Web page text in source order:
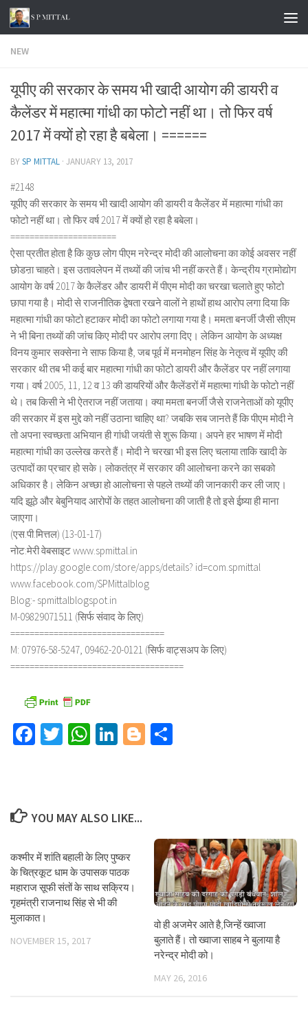
Skip to content
NEW
यूपीए की सरकार के समय भी खादी आयोग की डायरी व
कैलेंडर में महात्मा गांधी का फोटो नहीं था। तो फिर वर्ष
2017 में क्यों हो रहा है बबेला। ======
BYSP MITTAL · JANUARY 13, 2017
#2148
यूपीए की सरकार के समय भी खादी आयोग की डायरी व कैलेंडर में महात्मा गांधी का
फोटो नहीं था। तो फिर वर्ष 2017 में क्यों हो रहा है बबेला।
======================
ऐसा प्रतीत होता है कि कुछ लोग पीएम नरेन्द्र मोदी की आलोचना का कोई अवसर नहीं
छोडऩा चाहते। इस उतावलेपन में तथ्यों की जांच भी नहीं करते हैं। केन्द्रीय ग्रामोद्योग
आयोग के वर्ष 2017 के कैलेंडर और डायरी में पीएम मोदी का चरखा चलाते हुए फोटो
छापा गया है। मोदी से राजनीतिक द्वेषता रखने वालों ने हाथों हाथ आरोप लगा दिया कि
महात्मा गांधी का फोटो हटाकर मोदी का फोटो लगाया गया है। ममता बनर्जी जैसी सीएम
ने भी बिना तथ्यों की जांच किए मोदी पर आरोप लगा दिए। लेकिन आयोग के अध्यक्ष
विनय कुमार सक्सेना ने साफ किया है, जब पूर्व में मनमोहन सिंह के नेतृत्व में यूपीए की
सरकार थी तब भी कई बार महात्मा गांधी का फोटो डायरी और कैलेंडर पर नहीं लगाया
गया। वर्ष 2005, 11, 12 व 13 की डायरियों और कैलेंडरों में महात्मा गांधी के फोटो नहीं
थे। तब किसी ने भी ऐतराज नहीं जताया। क्या ममता बनर्जी जैसे राजनेताओं को यूपीए
की सरकार में इस मुद्दे को नहीं उठाना चाहिए था? जबकि सब जानते हैं कि पीएम मोदी ने
तो अपना स्वच्छता अभियान ही गांधी जयंती से शुरू किया। अपने हर भाषण में मोदी
महात्मा गांधी का उल्लेख करते हैं। मोदी ने चरखा भी इस लिए चलाया ताकि खादी के
उत्पादों का प्रचार हो सके। लोकतंत्र में सरकार की आलोचना करने का सबको
अधिकार है। लेकिन अच्छा हो आलोचना से पहले तथ्यों की जानकारी कर ली जाए।
यदि झूठे और बेबुनियाद आरोपों के तहत आलोचना की जाती है तो इसे ईष्र्या ही माना
जाएगा।
(एस.पी.मित्तल) (13-01-17)
नोट:मेरी वेबसाइट www.spmittal.in
https://play.google.com/store/apps/details? id=com.spmittal
www.facebook.com/SPMittalblog
Blog:- spmittalblogspot.in
M-09829071511 (सिर्फ संवाद के लिए)
================================
M: 07976-58-5247, 09462-20-0121 (सिर्फ वाट्सअप के लिए)
====================================
Facebook
TwitterWhatsApp
LinkedIn
Blogger
YOU MAY ALSO LIKE...
कश्मीर में शांति बहाली के लिए पुष्कर
के चित्रकूट धाम के उपासक पाठक
महाराज सूफी संतों के साथ सक्रिय।
गृहमंत्री राजनाथ सिंह से भी की
मुलाकात।
NOVEMBER 15, 2017
वो ही अजमेर आते है,जिन्हें ख्वाजा
बुलाते हैं। तो ख्वाजा साहब ने बुलाया है
नरेन्द्र मोदी को।
MAY 26, 2016